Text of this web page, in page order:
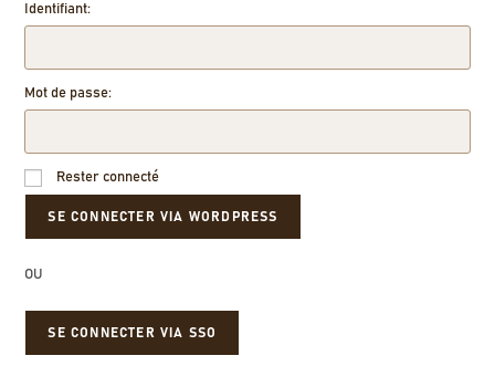
Identifiant:
Mot de passe:
Rester connecté
OU
SE CONNECTER VIA SSO